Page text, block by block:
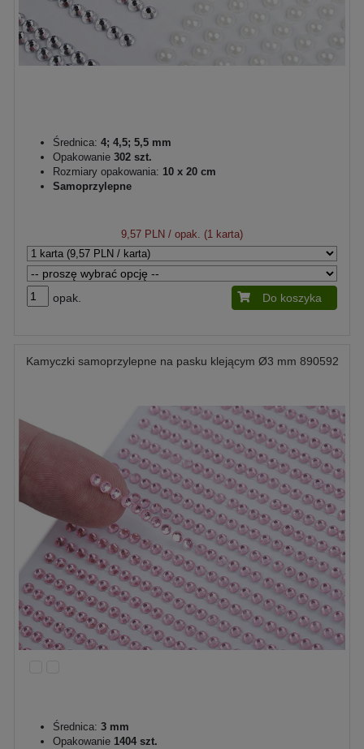
Średnica: 4; 4,5; 5,5 mm
Opakowanie 302 szt.
Rozmiary opakowania: 10 x 20 cm
Samoprzylepne
9,57 PLN / opak. (1 karta)
opak. Do koszyka
Kamyczki samoprzylepne na pasku klejącym Ø3 mm 890592
Średnica: 3 mm
Opakowanie 1404 szt.